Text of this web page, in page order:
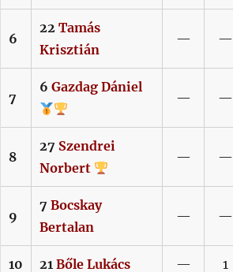
6
22 Tamás
Krisztián
— —
7
6 Gazdag Dániel
— —
8
27 Szendrei
Norbert
— —
9
7 Bocskay
Bertalan
— —
10 21 Bőle Lukács — 1